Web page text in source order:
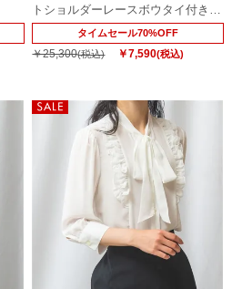
トショルダーレースボウタイ付きブ
ラウス
タイムセール70%OFF
￥25,300(税込) ￥7,590(税込)